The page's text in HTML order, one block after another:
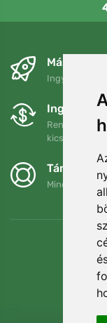
Másnapra
Ingyenes
Ingyenes
Rendelését
kicserélheti.
Minden